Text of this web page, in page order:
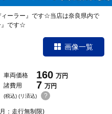
ーラー』です☆当店は奈良県内で
』です☆
画像一覧
車両価格 160 万円
諸費用
7 万円
(税込) (リ済込) ?
：走行無制限)